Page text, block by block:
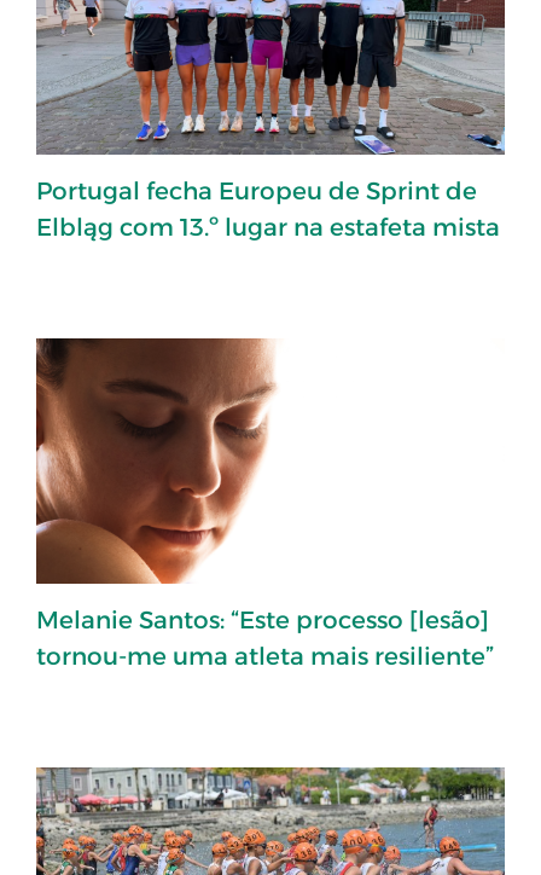
Portugal fecha Europeu de Sprint de
Elbląg com 13.º lugar na estafeta mista
Melanie Santos: “Este processo [lesão]
tornou-me uma atleta mais resiliente”